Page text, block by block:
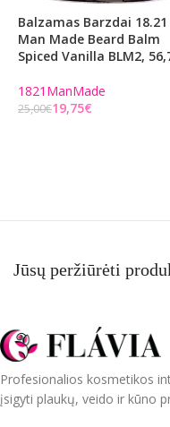
Balzamas Barzdai 18.21
Man Made Beard Balm
Spiced Vanilla BLM2,
1821ManMade
25,00€19,75€
Jūsų peržiūrėti
Profesionalios kosmetikos
įsigyti plaukų, veido ir kūno